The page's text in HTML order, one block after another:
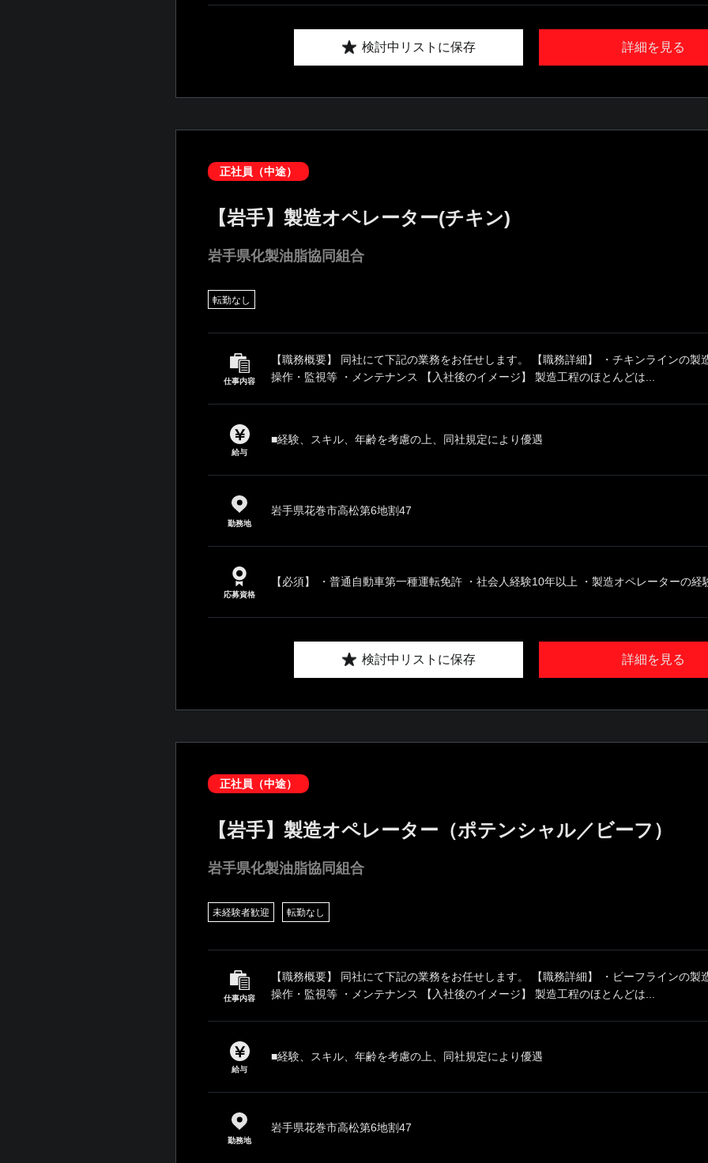
詳細を見る
検討中リストに保存
正社員（中途）
【岩手】製造オペレーター(チキン)
岩手県化製油脂協同組合
転勤なし
仕事内容
【職務概要】 同社にて下記の業務をお任せします。 【職務詳細】 ・チキンラインの製
操作・監視等 ・メンテナンス 【入社後のイメージ】 製造工程のほとんどは...
給与
■経験、スキル、年齢を考慮の上、同社規定により優遇
勤務地
岩手県花巻市高松第6地割47
応募資格
【必須】 ・普通自動車第一種運転免許 ・社会人経験10年以上 ・製造オペレーターの経
詳細を見る
検討中リストに保存
正社員（中途）
【岩手】製造オペレーター（ポテンシャル／ビーフ）
岩手県化製油脂協同組合
未経験者歓迎 転勤なし
仕事内容
【職務概要】 同社にて下記の業務をお任せします。 【職務詳細】 ・ビーフラインの製
操作・監視等 ・メンテナンス 【入社後のイメージ】 製造工程のほとんどは...
給与
■経験、スキル、年齢を考慮の上、同社規定により優遇
勤務地
岩手県花巻市高松第6地割47